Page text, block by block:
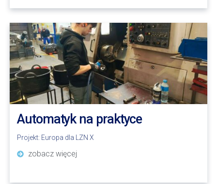
Automatyk na praktyce
Projekt: Europa dla LZN X
zobacz więcej